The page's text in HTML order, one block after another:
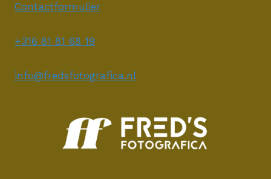
Contactformulier
+316 81 81 68 19
info@fredsfotografica.nl